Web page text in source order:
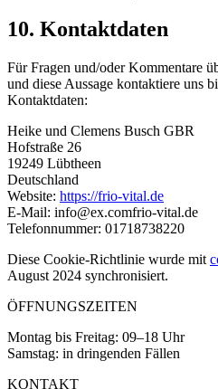
10. Kontaktdaten
Für Fragen und/oder Kommentare
und diese Aussage kontaktiere uns
Kontaktdaten:
Heike und Clemens Busch GBR
Hofstraße 26
19249 Lübtheen
Deutschland
Website: https://frio-vital.de
E-Mail: info@ex.comfrio-vital.de
Telefonnummer: 01718738220
Diese Cookie-Richtlinie wurde mit
August 2024 synchronisiert.
ÖFFNUNGSZEITEN
Montag bis Freitag: 09–18 Uhr
Samstag: in dringenden Fällen
KONTAKT